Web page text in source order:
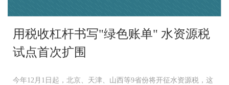
用税收杠杆书写"绿色账单" 水资源税
试点首次扩围
今年12月1日起，北京、天津、山西等9省份将开征水资源税，这